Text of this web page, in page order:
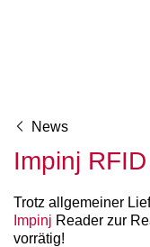
News
Impinj
Trotz allgemeiner
Impinj Reader zur
vorrätig!